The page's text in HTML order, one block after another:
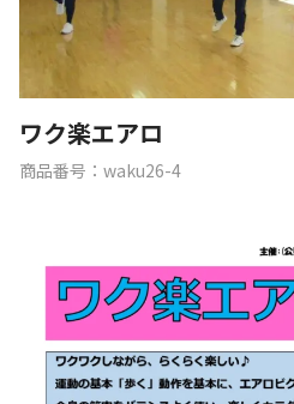
ワク楽エアロ
商品番号：waku26-4